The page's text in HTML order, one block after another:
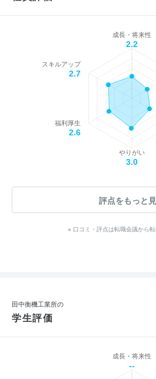
成長・将来性
2.2
やりがい
3.0
福利厚生
2.6
スキルアップ
2.7
評点をもっと
※ 口コミ・評点は転職会議から転
田中衡機工業所の
学生評価
成長・将来性
--